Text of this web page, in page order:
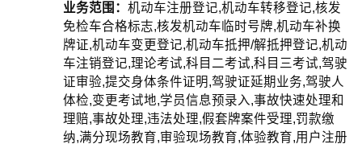
业务范围： 机动车注册登记,机动车转移登记,核发
免检车合格标志,核发机动车临时号牌,机动车补换
牌证,机动车变更登记,机动车抵押/解抵押登记,机动
车注销登记,理论考试,科目二考试,科目三考试,驾驶
证审验,提交身体条件证明,驾驶证延期业务,驾驶人
体检,变更考试地,学员信息预录入,事故快速处理和
理赔,事故处理,违法处理,假套牌案件受理,罚款缴
纳,满分现场教育,审验现场教育,体验教育,用户注册